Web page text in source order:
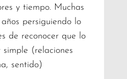
y tiempo. Muchas
persiguiendo lo
de reconocer que lo
simple (relaciones
sentido)